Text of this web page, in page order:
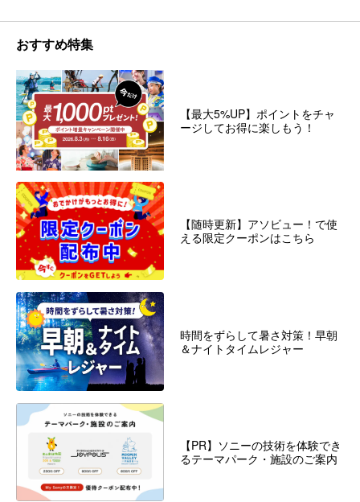
おすすめ特集
【最大5%UP】ポイントをチャ
ージしてお得に楽しもう！
【随時更新】アソビュー！で使
える限定クーポンはこちら
時間をずらして暑さ対策！早朝
＆ナイトタイムレジャー
【PR】ソニーの技術を体験でき
るテーマパーク・施設のご案内